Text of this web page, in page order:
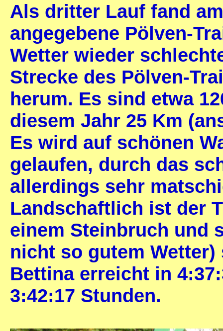
Als dritter Lauf fand
angegebene Pölven-
Wetter wieder
Strecke des Pölven-
herum. Es sind etwa
diesem Jahr 25 Km
Es wird auf schönen
gelaufen, durch das
allerdings sehr
Landschaftlich ist der
einem Steinbruch und
nicht so gutem
Bettina erreicht in
3:42:17 Stunden.